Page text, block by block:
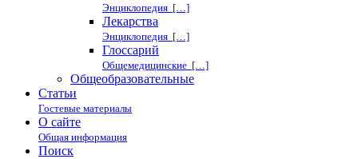
Энциклопедия […]
Лекарства
Энциклопедия […]
Глоссарий
Общемедицинские […]
Общеобразовательные
Статьи
Гостевые материалы
О сайте
Общая информация
Поиск